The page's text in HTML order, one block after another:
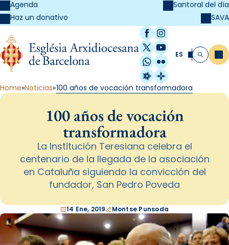
Agenda
Haz un donativo
Santoral del día
SAVA
Facebook
Instagram
X / Twitter
YouTube
WhatsApp
Flickr
Radio Estel
Catalunya
ES Buscar
Home Noticias 100 años de vocación transformadora
100 años de vocación
transformadora
La Institución Teresiana celebra el
centenario de la llegada de la asociación
en Cataluña siguiendo la convicción del
fundador, San Pedro Poveda
14 Ene, 2019 Montse Punsoda